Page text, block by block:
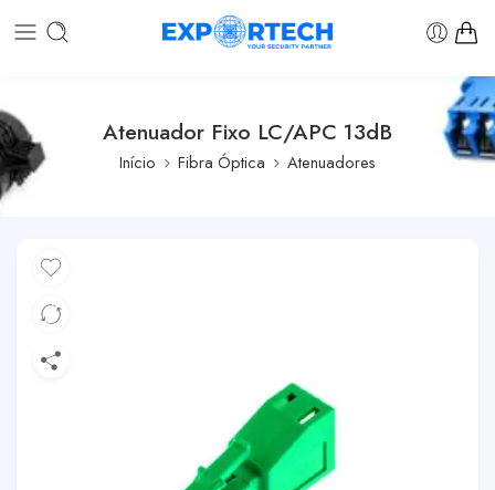
Atenuador Fixo LC/APC 13dB
Início Fibra Óptica Atenuadores